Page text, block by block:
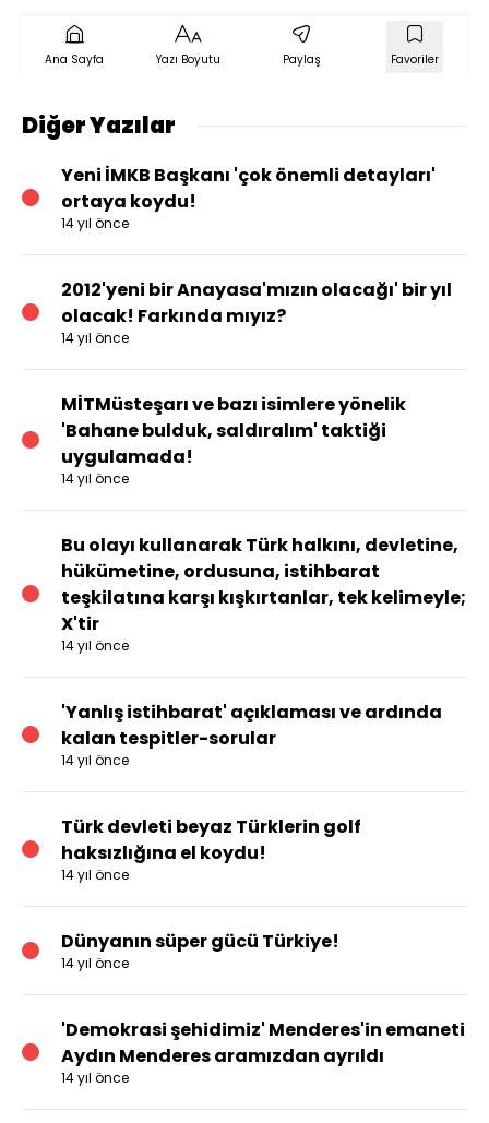
Ana Sayfa Yazı Boyutu Paylaş Favoriler
Diğer Yazılar
Yeni İMKB Başkanı 'çok önemli detayları'
ortaya koydu!
14 yıl önce
2012'yeni bir Anayasa'mızın olacağı' bir yıl
olacak! Farkında mıyız?
14 yıl önce
MİTMüsteşarı ve bazı isimlere yönelik
'Bahane bulduk, saldıralım' taktiği
uygulamada!
14 yıl önce
Bu olayı kullanarak Türk halkını, devletine,
hükümetine, ordusuna, istihbarat
teşkilatına karşı kışkırtanlar, tek kelimeyle;
X'tir
14 yıl önce
'Yanlış istihbarat' açıklaması ve ardında
kalan tespitler-sorular
14 yıl önce
Türk devleti beyaz Türklerin golf
haksızlığına el koydu!
14 yıl önce
Dünyanın süper gücü Türkiye!
14 yıl önce
'Demokrasi şehidimiz' Menderes'in emaneti
Aydın Menderes aramızdan ayrıldı
14 yıl önce